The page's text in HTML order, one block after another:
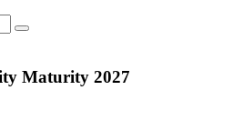
Maturity 2027